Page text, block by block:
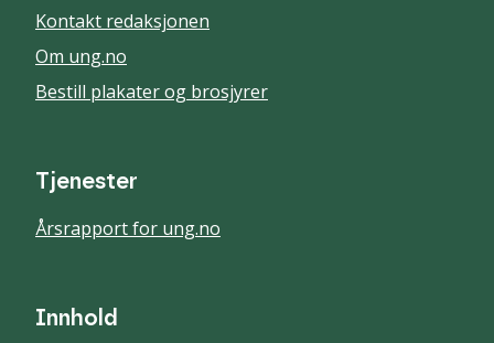
Kontakt redaksjonen
Om ung.no
Bestill plakater og brosjyrer
Tjenester
Årsrapport for ung.no
Innhold